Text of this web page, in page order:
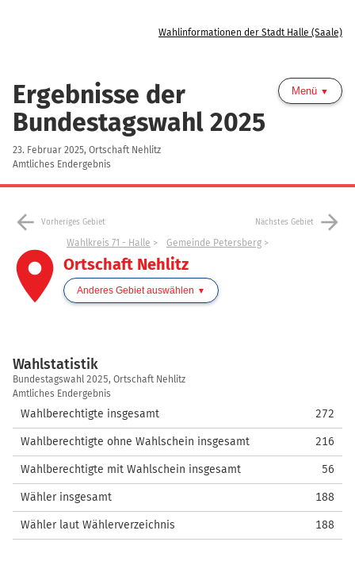
Wahlinformationen der Stadt Halle (Saale)
Ergebnisse der
Bundestagswahl 2025
23. Februar 2025, Ortschaft Nehlitz
Amtliches Endergebnis
Menü
arrow_back Vorheriges Gebiet Nächstes Gebiet arrow_forward
place
Wahlkreis 71 - Halle Gemeinde Petersberg
Ortschaft Nehlitz
Anderes Gebiet auswählen
Wahlstatistik
Wahlstatistik
Bundestagswahl 2025, Ortschaft Nehlitz
Amtliches Endergebnis
Wahlberechtigte insgesamt 272
Wahlberechtigte ohne Wahlschein insgesamt 216
Wahlberechtigte mit Wahlschein insgesamt 56
Wähler insgesamt 188
Wähler laut Wählerverzeichnis 188